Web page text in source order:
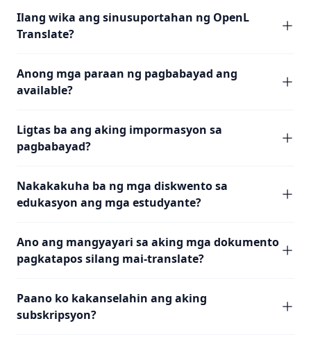
Ilang wika ang sinusuportahan ng OpenL
Translate?
Anong mga paraan ng pagbabayad ang
available?
Ligtas ba ang aking impormasyon sa
pagbabayad?
Nakakakuha ba ng mga diskwento sa
edukasyon ang mga estudyante?
Ano ang mangyayari sa aking mga dokumento
pagkatapos silang mai-translate?
Paano ko kakanselahin ang aking
subskripsyon?